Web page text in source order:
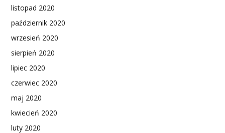
listopad 2020
październik 2020
wrzesień 2020
sierpień 2020
lipiec 2020
czerwiec 2020
maj 2020
kwiecień 2020
luty 2020